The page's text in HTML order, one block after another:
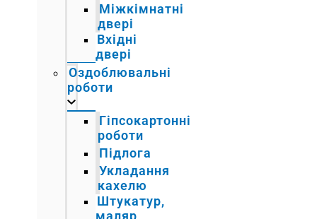
Міжкімнатні
двері
Вхідні
двері
Оздоблювальні
роботи
Гіпсокартонні
роботи
Підлога
Укладання
кахелю
Штукатур,
маляр